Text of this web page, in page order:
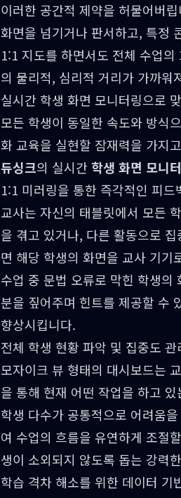
이러한 공간적 제약을 허물어버
화면을 넘기거나 판서하고, 특정
1:1 지도를 하면서도 전체 수업
의 물리적, 심리적 거리가 가까워
실시간 학생 화면 모니터링으로
모든 학생이 동일한 속도와 방식
화 교육을 실현할 잠재력을 가지
듀싱크의 실시간학생 화면 모니
1:1 미러링을 통한 즉각적인 피드
교사는 자신의 태블릿에서 모든
을 겪고 있거나, 다른 활동으로
면 해당 학생의 화면을 교사 기기
수업 중 문법 오류로 막힌 학생의
분을 짚어주며 힌트를 제공할 수
향상시킵니다.
전체 학생 현황 파악 및 집중도 관
모자이크 뷰 형태의 대시보드는
을 통해 현재 어떤 작업을 하고
학생 다수가 공통적으로 어려움
여 수업의 흐름을 유연하게 조절
생이 소외되지 않도록 돕는 강력
학습 격차 해소를 위한 데이터 기